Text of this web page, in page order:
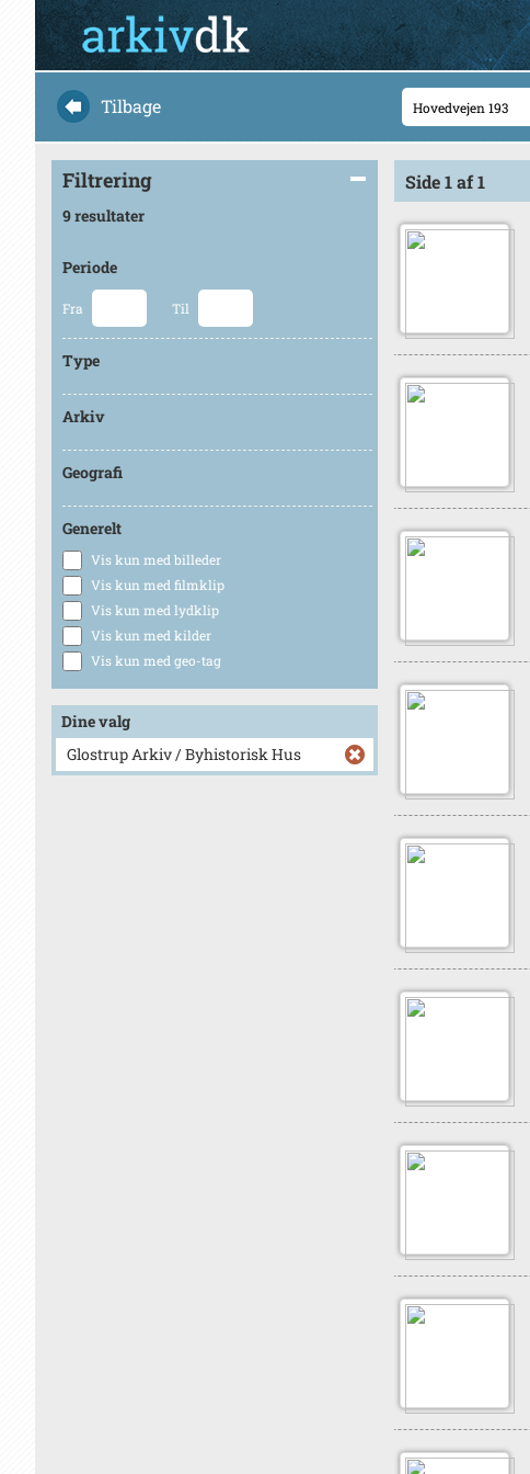
Tilbage
Filtrering
9 resultater
Periode
Fra Til
Type
Arkiv
Geografi
Generelt
Vis kun med billeder
Vis kun med filmklip
Vis kun med lydklip
Vis kun med kilder
Vis kun med geo-tag
Dine valg
Glostrup Arkiv / Byhistorisk Hus
Side 1 af 1